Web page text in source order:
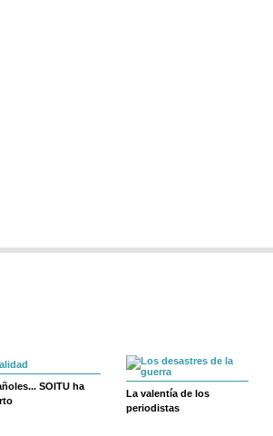
SOITU ha
La valentía de los
periodistas